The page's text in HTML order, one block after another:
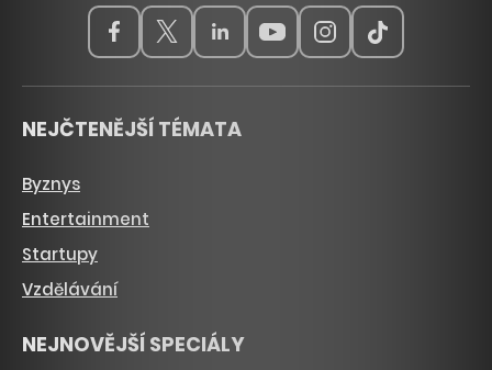
NEJČTENĚJŠÍ TÉMATA
Byznys
Entertainment
Startupy
Vzdělávání
NEJNOVĚJŠÍ SPECIÁLY